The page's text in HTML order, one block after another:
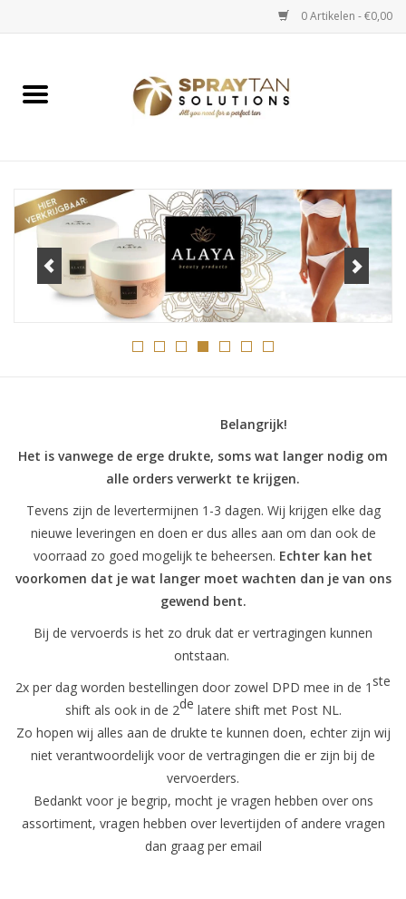
0 Artikelen - €0,00
Home
Spray Tan Starterspakketten
Spray Tan Vloeistoffen
Selftan producten
Promotie materiaal
Vraag hier om een vrijblijvend
Trainingen
Sjolie
Belangrijk!
Het is vanwege de erge drukte, soms wat langer nodig om
alle orders verwerkt te krijgen.
Tevens zijn de levertermijnen 1-3 dagen. Wij krijgen elke dag
nieuwe leveringen en doen er dus alles aan om dan ook de
voorraad zo goed mogelijk te beheersen. Echter kan het
voorkomen dat je wat langer moet wachten dan je van ons
gewend bent.
Bij de vervoerds is het zo druk dat er vertragingen kunnen
ontstaan.
2x per dag worden bestellingen door zowel DPD mee in de 1 ste
shift als ook in de 2de latere shift met Post NL.
Zo hopen wij alles aan de drukte te kunnen doen, echter zijn wij
niet verantwoordelijk voor de vertragingen die er zijn bij de
vervoerders.
Bedankt voor je begrip, mocht je vragen hebben over ons
assortiment, vragen hebben over levertijden of andere vragen
dan graag per email